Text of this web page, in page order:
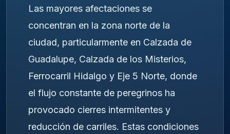
Las mayores afectaciones se
concentran en la zona norte de la
ciudad, particularmente en Calzada de
Guadalupe, Calzada de los Misterios,
Ferrocarril Hidalgo y Eje 5 Norte, donde
el flujo constante de peregrinos ha
provocado cierres intermitentes y
reducción de carriles. Estas condiciones